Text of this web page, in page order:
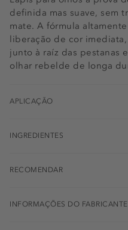
definida mas suave, sem
mate. A fórmula
liberação de cor
junto à raíz das pestanas
olhar rebelde de longa
APLICAÇÃO
INGREDIENTES
RECOMENDAR
INFORMAÇÕES DO FABRICANTE